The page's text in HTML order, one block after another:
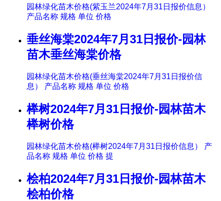
园林绿化苗木价格(紫玉兰2024年7月31日报价信息）
产品名称 规格 单位 价格
垂丝海棠2024年7月31日报价-园林
苗木垂丝海棠价格
园林绿化苗木价格(垂丝海棠2024年7月31日报价信
息） 产品名称 规格 单位 价格
榉树2024年7月31日报价-园林苗木
榉树价格
园林绿化苗木价格(榉树2024年7月31日报价信息） 产
品名称 规格 单位 价格 提
桧柏2024年7月31日报价-园林苗木
桧柏价格